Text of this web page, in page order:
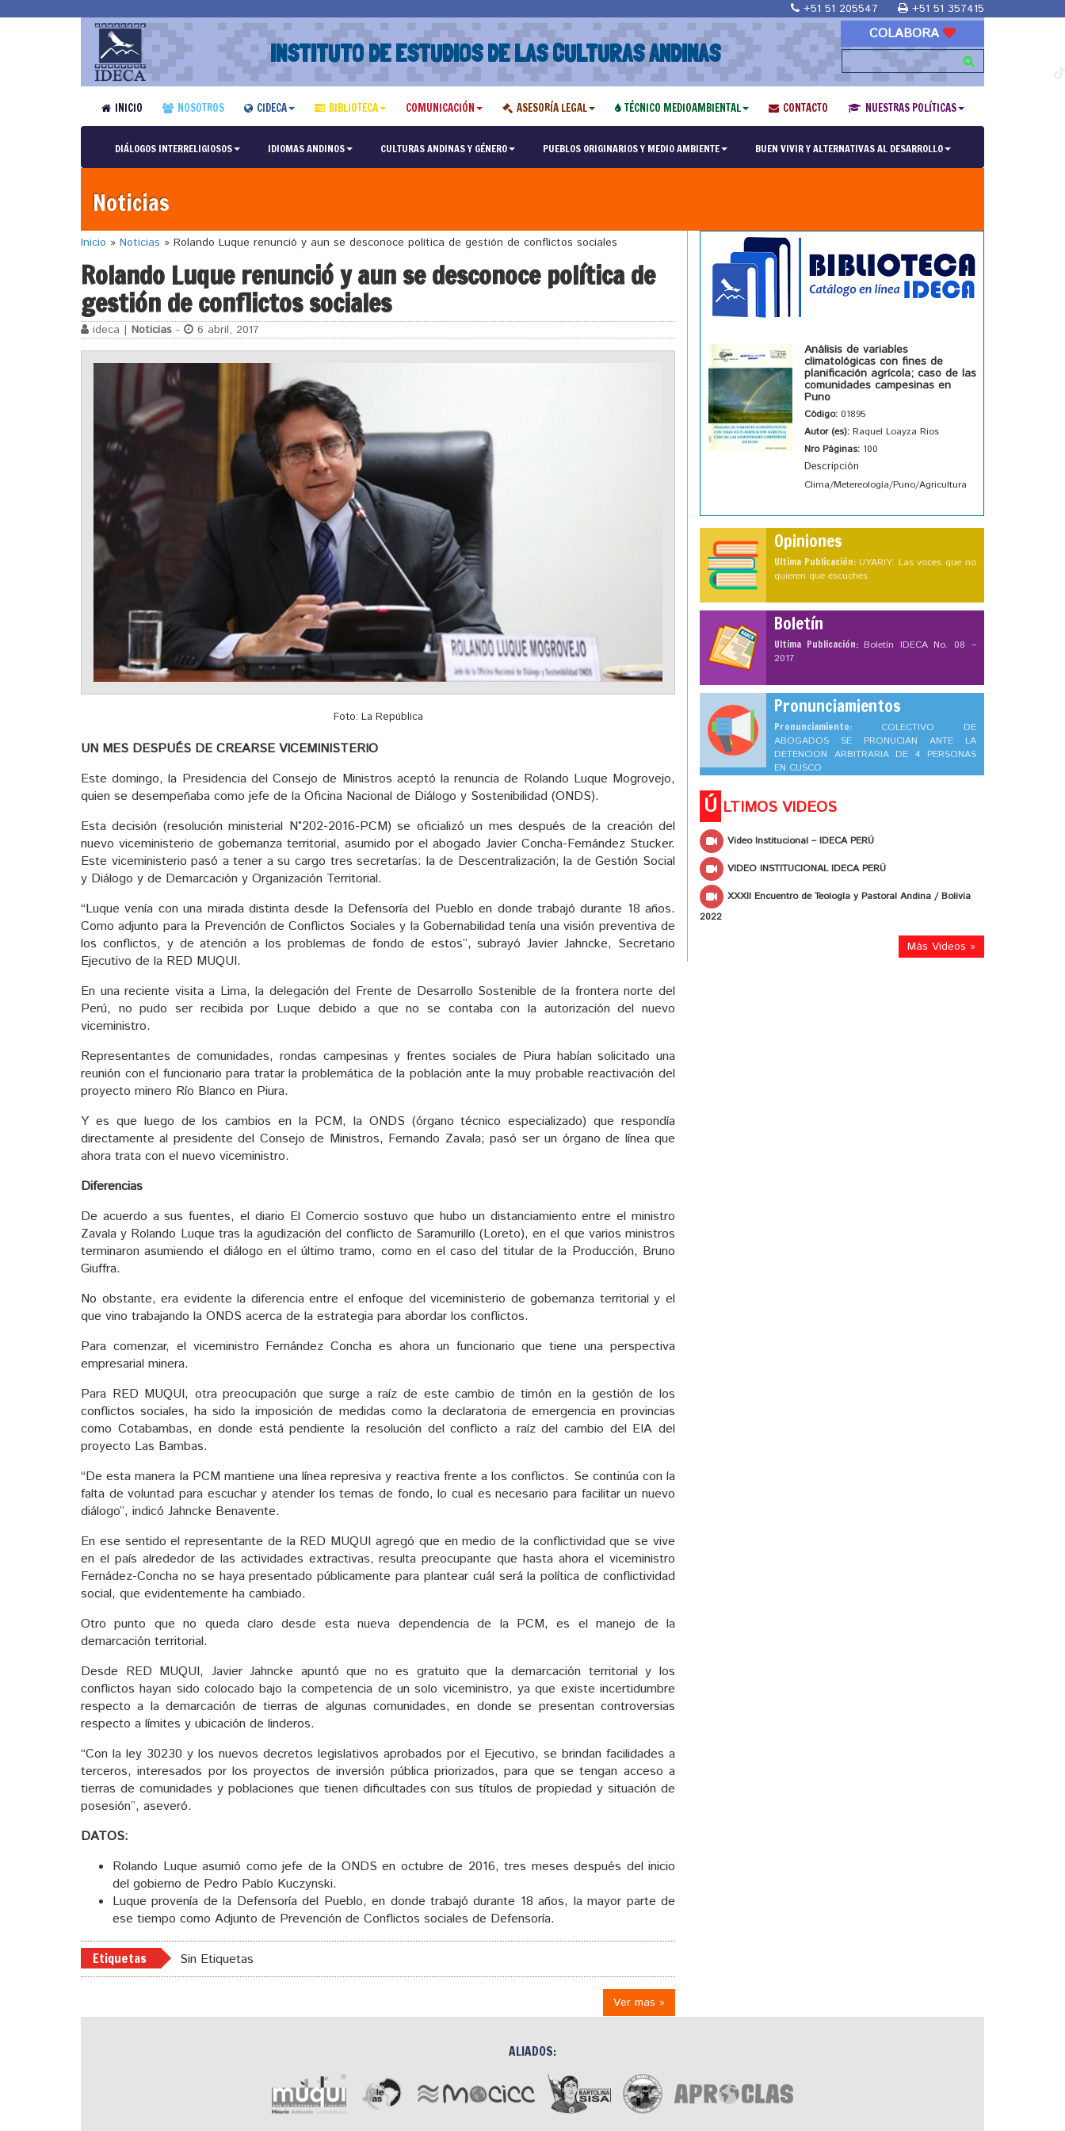
+51 51 205547 +51 51 357415
INSTITUTO DE ESTUDIOS DE LAS CULTURAS ANDINAS
COLABORA
INICIO NOSOTROS CIDECA BIBLIOTECA COMUNICACIÓN ASESORÍA LEGAL TÉCNICO MEDIOAMBIENTAL CONTACTO NUESTRAS POLÍTICAS
DIÁLOGOS INTERRELIGIOSOS IDIOMAS ANDINOS CULTURAS ANDINAS Y GÉNERO PUEBLOS ORIGINARIOS Y MEDIO AMBIENTE BUEN VIVIR Y ALTERNATIVAS AL DESARROLLO
Noticias
Inicio » Noticias » Rolando Luque renunció y aun se desconoce política de gestión de conflictos sociales
Rolando Luque renunció y aun se desconoce política de
gestión de conflictos sociales
ideca | Noticias - 6 abril, 2017
Foto: La República
UN MES DESPUÉS DE CREARSE VICEMINISTERIO
Este domingo, la Presidencia del Consejo de Ministros aceptó la renuncia de Rolando Luque Mogrovejo,
quien se desempeñaba como jefe de la Oficina Nacional de Diálogo y Sostenibilidad (ONDS).
Esta decisión (resolución ministerial N°202-2016-PCM) se oficializó un mes después de la creación del
nuevo viceministerio de gobernanza territorial, asumido por el abogado Javier Concha-Fernández Stucker.
Este viceministerio pasó a tener a su cargo tres secretarías: la de Descentralización; la de Gestión Social
y Diálogo y de Demarcación y Organización Territorial.
“Luque venía con una mirada distinta desde la Defensoría del Pueblo en donde trabajó durante 18 años.
Como adjunto para la Prevención de Conflictos Sociales y la Gobernabilidad tenía una visión preventiva de
los conflictos, y de atención a los problemas de fondo de estos”, subrayó Javier Jahncke, Secretario
Ejecutivo de la RED MUQUI.
En una reciente visita a Lima, la delegación del Frente de Desarrollo Sostenible de la frontera norte del
Perú, no pudo ser recibida por Luque debido a que no se contaba con la autorización del nuevo
viceministro.
Representantes de comunidades, rondas campesinas y frentes sociales de Piura habían solicitado una
reunión con el funcionario para tratar la problemática de la población ante la muy probable reactivación del
proyecto minero Río Blanco en Piura.
Y es que luego de los cambios en la PCM, la ONDS (órgano técnico especializado) que respondía
directamente al presidente del Consejo de Ministros, Fernando Zavala; pasó ser un órgano de línea que
ahora trata con el nuevo viceministro.
Diferencias
De acuerdo a sus fuentes, el diario El Comercio sostuvo que hubo un distanciamiento entre el ministro
Zavala y Rolando Luque tras la agudización del conflicto de Saramurillo (Loreto), en el que varios ministros
terminaron asumiendo el diálogo en el último tramo, como en el caso del titular de la Producción, Bruno
Giuffra.
No obstante, era evidente la diferencia entre el enfoque del viceministerio de gobernanza territorial y el
que vino trabajando la ONDS acerca de la estrategia para abordar los conflictos.
Para comenzar, el viceministro Fernández Concha es ahora un funcionario que tiene una perspectiva
empresarial minera.
Para RED MUQUI, otra preocupación que surge a raíz de este cambio de timón en la gestión de los
conflictos sociales, ha sido la imposición de medidas como la declaratoria de emergencia en provincias
como Cotabambas, en donde está pendiente la resolución del conflicto a raíz del cambio del EIA del
proyecto Las Bambas.
“De esta manera la PCM mantiene una línea represiva y reactiva frente a los conflictos. Se continúa con la
falta de voluntad para escuchar y atender los temas de fondo, lo cual es necesario para facilitar un nuevo
diálogo”, indicó Jahncke Benavente.
En ese sentido el representante de la RED MUQUI agregó que en medio de la conflictividad que se vive
en el país alrededor de las actividades extractivas, resulta preocupante que hasta ahora el viceministro
Fernádez-Concha no se haya presentado públicamente para plantear cuál será la política de conflictividad
social, que evidentemente ha cambiado.
Otro punto que no queda claro desde esta nueva dependencia de la PCM, es el manejo de la
demarcación territorial.
Desde RED MUQUI, Javier Jahncke apuntó que no es gratuito que la demarcación territorial y los
conflictos hayan sido colocado bajo la competencia de un solo viceministro, ya que existe incertidumbre
respecto a la demarcación de tierras de algunas comunidades, en donde se presentan controversias
respecto a límites y ubicación de linderos.
“Con la ley 30230 y los nuevos decretos legislativos aprobados por el Ejecutivo, se brindan facilidades a
terceros, interesados por los proyectos de inversión pública priorizados, para que se tengan acceso a
tierras de comunidades y poblaciones que tienen dificultades con sus títulos de propiedad y situación de
posesión”, aseveró.
DATOS:
Rolando Luque asumió como jefe de la ONDS en octubre de 2016, tres meses después del inicio
del gobierno de Pedro Pablo Kuczynski.
Luque provenía de la Defensoría del Pueblo, en donde trabajó durante 18 años, la mayor parte de
ese tiempo como Adjunto de Prevención de Conflictos sociales de Defensoría.
Etiquetas Sin Etiquetas
Ver mas »
Análisis de variables
climatológicas con fines de
planificación agrícola; caso de las
comunidades campesinas en
Puno
Código: 01895
Autor (es): Raquel Loayza Rios
Nro Páginas: 100
Descripción
Clima/Metereología/Puno/Agricultura
Opiniones
Ultima Publicación: UYARIY: Las voces que no
quieren que escuches
Boletín
Ultima Publicación: Boletín IDECA No. 08 –
2017
Pronunciamientos
Pronunciamiento: COLECTIVO DE
ABOGADOS SE PRONUCIAN ANTE LA
DETENCION ARBITRARIA DE 4 PERSONAS
EN CUSCO
Ú LTIMOS VIDEOS
Video Institucional – IDECA PERÚ
VIDEO INSTITUCIONAL IDECA PERÚ
XXXII Encuentro de Teología y Pastoral Andina / Bolivia
2022
Más Videos »
ALIADOS: